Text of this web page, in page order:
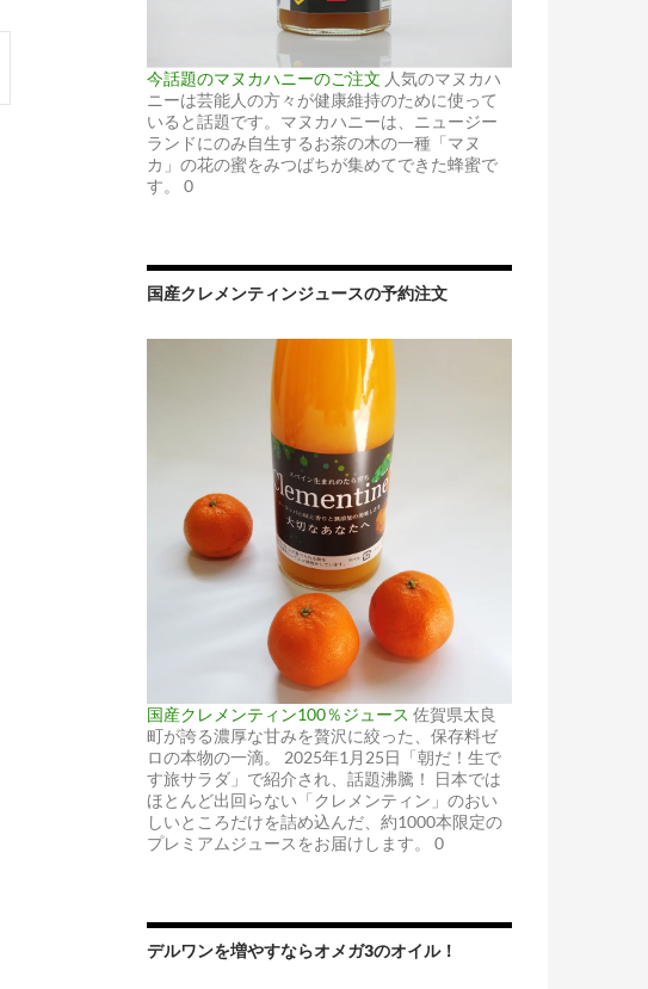
今話題のマヌカハニーのご注文 人気のマヌカハ
ニーは芸能人の方々が健康維持のために使って
いると話題です。マヌカハニーは、ニュージー
ランドにのみ自生するお茶の木の一種「マヌ
カ」の花の蜜をみつばちが集めてできた蜂蜜で
す。 0
国産クレメンティンジュースの予約注文
国産クレメンティン100％ジュース 佐賀県太良
町が誇る濃厚な甘みを贅沢に絞った、保存料ゼ
ロの本物の一滴。 2025年1月25日「朝だ！生で
す旅サラダ」で紹介され、話題沸騰！ 日本では
ほとんど出回らない「クレメンティン」のおい
しいところだけを詰め込んだ、約1000本限定の
プレミアムジュースをお届けします。 0
デルワンを増やすならオメガ3のオイル！